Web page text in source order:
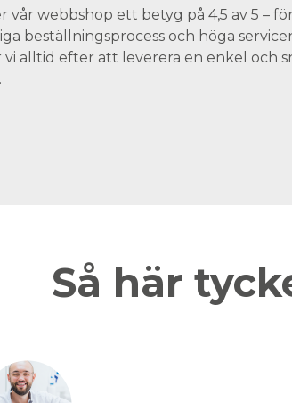
vår webbshop ett betyg på 4,5 av 5 –
beställningsprocess och höga
vi alltid efter att leverera en enkel och
Så här